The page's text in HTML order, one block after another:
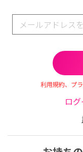
利用規約、プ
ロ